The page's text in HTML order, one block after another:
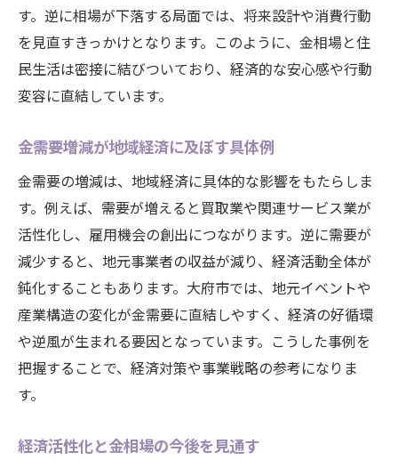
す。逆に相場が下落する局面では、将来設計や消費行動
を見直すきっかけとなります。このように、金相場と住
民生活は密接に結びついており、経済的な安心感や行動
変容に直結しています。
金需要増減が地域経済に及ぼす具体例
金需要の増減は、地域経済に具体的な影響をもたらしま
す。例えば、需要が増えると買取業や関連サービス業が
活性化し、雇用機会の創出につながります。逆に需要が
減少すると、地元事業者の収益が減り、経済活動全体が
鈍化することもあります。大府市では、地元イベントや
産業構造の変化が金需要に直結しやすく、経済の好循環
や逆風が生まれる要因となっています。こうした事例を
把握することで、経済対策や事業戦略の参考になりま
す。
経済活性化と金相場の今後を見通す